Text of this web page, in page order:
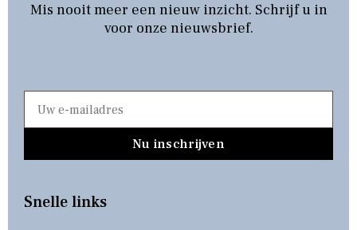
Mis nooit meer een nieuw inzicht. Schrijf u in
voor onze nieuwsbrief.
Nu inschrijven
Snelle links